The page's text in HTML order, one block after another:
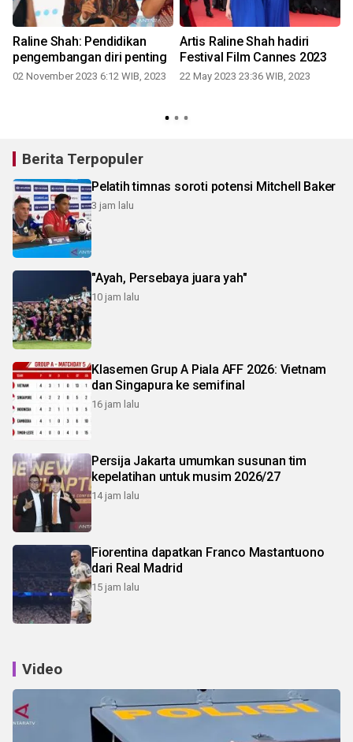
Raline Shah: Pendidikan
pengembangan diri penting
02 November 2023 6:12 WIB, 2023
Artis Raline Shah hadiri
Festival Film Cannes 2023
22 May 2023 23:36 WIB, 2023
Berita Terpopuler
Pelatih timnas soroti potensi Mitchell Baker
3 jam lalu
"Ayah, Persebaya juara yah"
10 jam lalu
Klasemen Grup A Piala AFF 2026: Vietnam
dan Singapura ke semifinal
16 jam lalu
Persija Jakarta umumkan susunan tim
kepelatihan untuk musim 2026/27
14 jam lalu
Fiorentina dapatkan Franco Mastantuono
dari Real Madrid
15 jam lalu
Video